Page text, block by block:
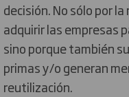
decisión. No sólo por
adquirir las empresas
sino porque también
primas y/o generan
reutilización.